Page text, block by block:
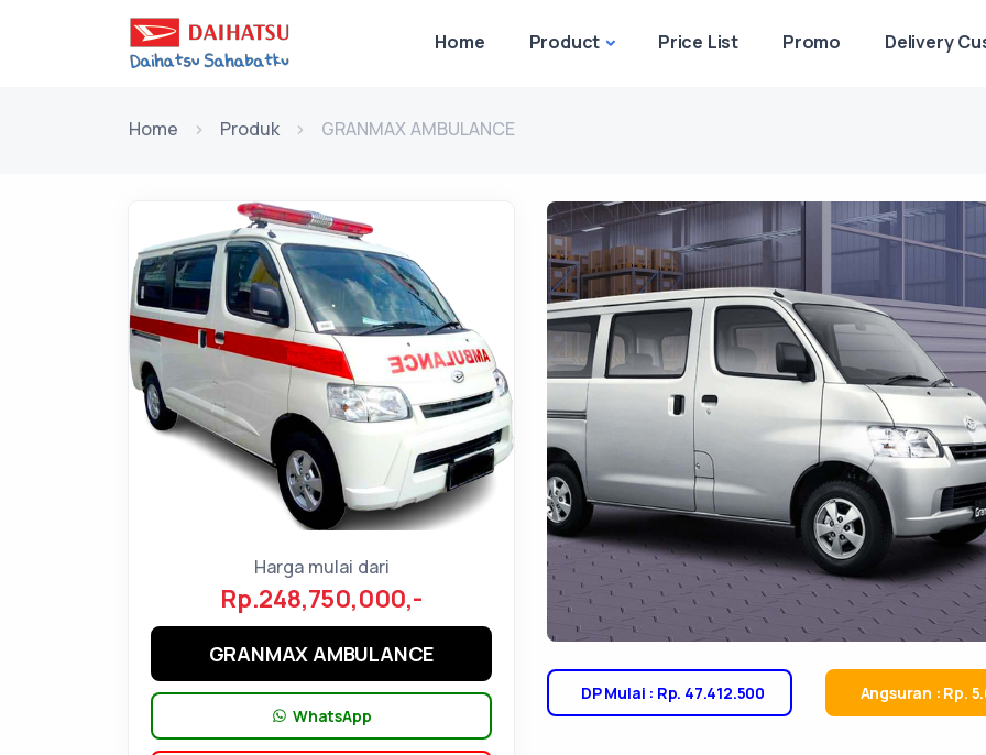
Home Product Price List Promo Delivery
Home Produk GRANMAX AMBULANCE
Harga mulai dari
Rp.248,750,000,-
GRANMAX AMBULANCE
WhatsApp
DP Mulai : Rp. 47.412.500 Angsuran : Rp.